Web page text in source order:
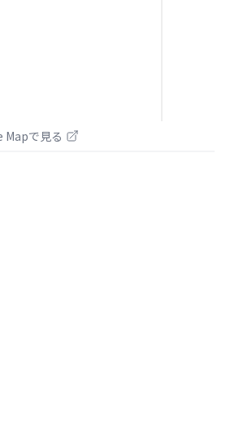
Mapで見る